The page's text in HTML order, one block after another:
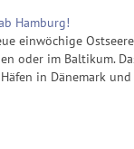
Hamburg!
einwöchige
oder im Baltikum.
in Dänemark